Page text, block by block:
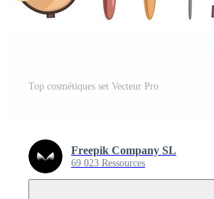
Top cosmétiques set Vecteur Pro
Freepik Company SL
69 023 Ressources